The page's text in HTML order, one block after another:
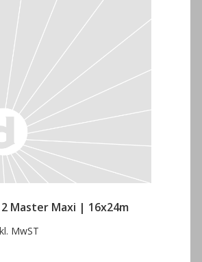
Master Maxi | 16x24m
MwST